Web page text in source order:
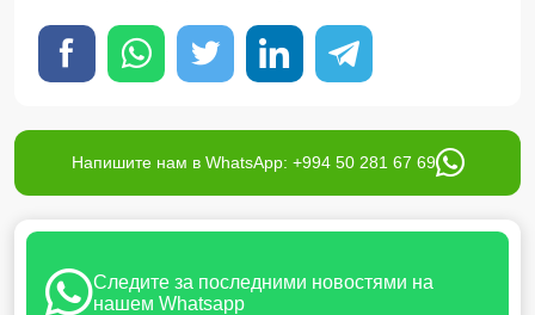
Напишите нам в WhatsApp: +994 50 281 67 69
Следите за последними новостями на
нашем Whatsapp